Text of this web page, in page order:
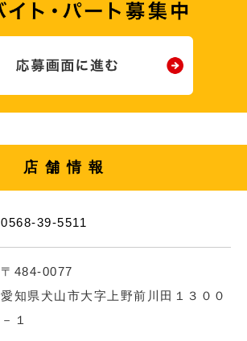
店舗情報
0568-39-5511
〒484-0077
愛知県犬山市大字上野前川田１３００
－１